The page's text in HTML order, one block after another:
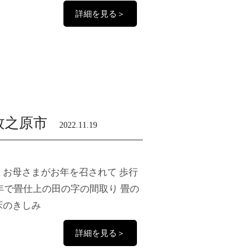
詳細を見る＞
原市 2022.11.19
母さまがお年を召されて 歩行
畳仕上の田の字の間取り 畳の
のきしみ
詳細を見る＞